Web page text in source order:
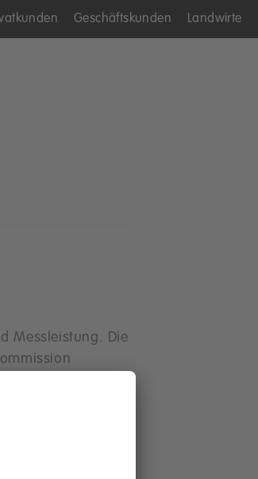
Geschäftskunden Landwirte
Messleistung. Die